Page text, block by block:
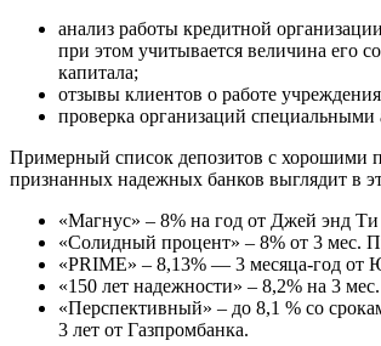
анализ работы кредитной
при этом учитывается величина его
капитала;
отзывы клиентов о работе
проверка организаций специальными
Примерный список депозитов с хорошими
признанных надежных банков выглядит в
«Магнус» – 8% на год от Джей энд Ти
«Солидный процент» – 8% от 3 мес.
«PRIME» – 8,13% — 3 месяца-год от
«150 лет надежности» – 8,2% на 3
«Перспективный» – до 8,1 % со
3 лет от Газпромбанка.